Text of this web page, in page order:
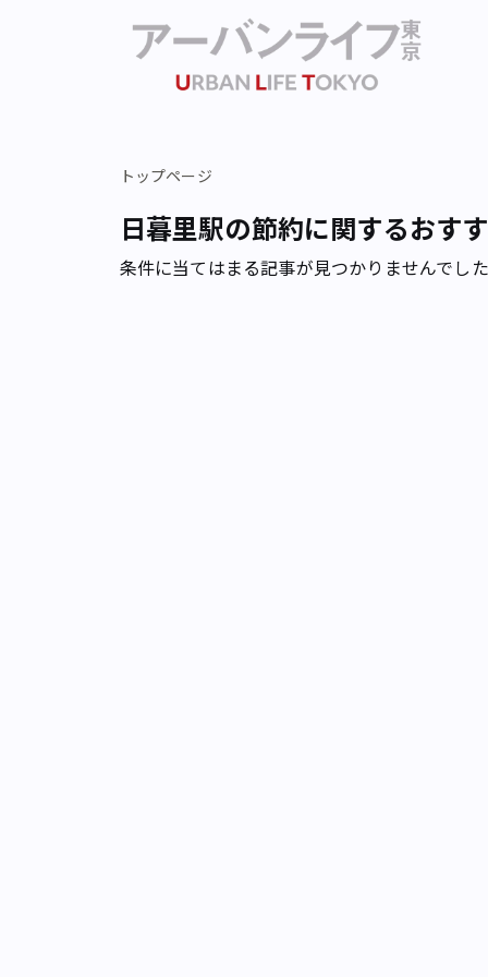
トップページ
日暮里駅の節約に関するおす
条件に当てはまる記事が見つかりませんでした